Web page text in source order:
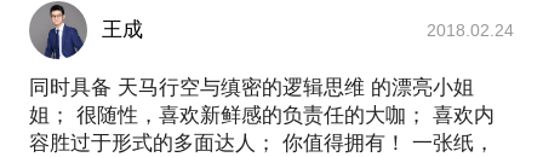
王成 2018.02.24
同时具备 天马行空与缜密的逻辑思维 的漂亮小姐
姐； 很随性，喜欢新鲜感的负责任的大咖； 喜欢内
容胜过于形式的多面达人； 你值得拥有！ 一张纸，